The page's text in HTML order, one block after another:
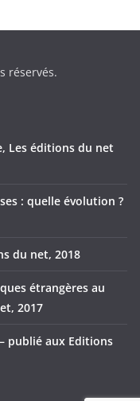
réservés.
Les éditions du net
: quelle évolution ?
du net, 2018
étrangères au
2017
publié aux Editions